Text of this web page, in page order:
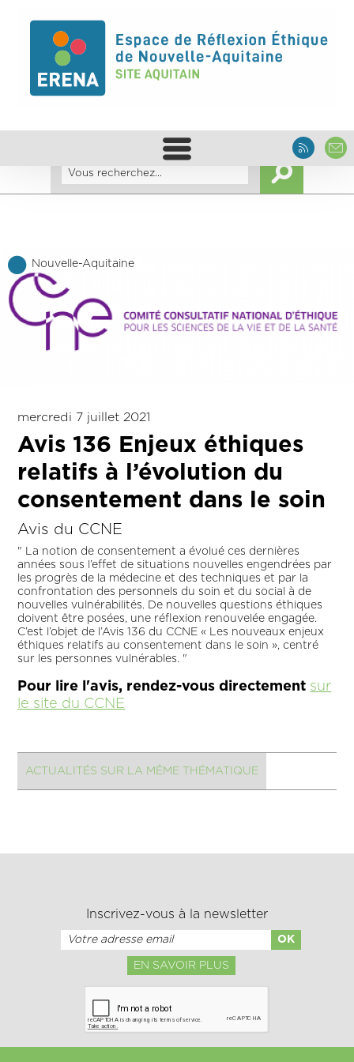
Nouvelle-Aquitaine
mercredi 7 juillet 2021
Avis 136 Enjeux éthiques
relatifs à l’évolution du
consentement dans le soin
Avis du CCNE
" La notion de consentement a évolué ces dernières
années sous l’effet de situations nouvelles engendrées par
les progrès de la médecine et des techniques et par la
confrontation des personnels du soin et du social à de
nouvelles vulnérabilités. De nouvelles questions éthiques
doivent être posées, une réflexion renouvelée engagée.
C’est l’objet de l’Avis 136 du CCNE « Les nouveaux enjeux
éthiques relatifs au consentement dans le soin », centré
sur les personnes vulnérables. "
Pour lire l'avis, rendez-vous directement sur
le site du CCNE
ACTUALITÉS SUR LA MÊME THÉMATIQUE
Inscrivez-vous à la newsletter
EN SAVOIR PLUS